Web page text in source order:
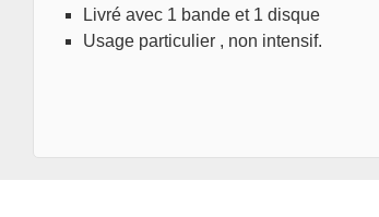
Livré avec 1 bande et 1 disque
Usage particulier , non intensif.